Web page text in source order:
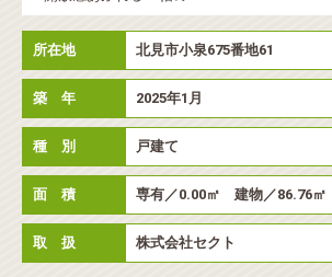
所在地 北見市小泉675番地61
築 年 2025年1月
種 別 戸建て
面 積 専有／0.00㎡ 建物／86.76
取 扱 株式会社セクト